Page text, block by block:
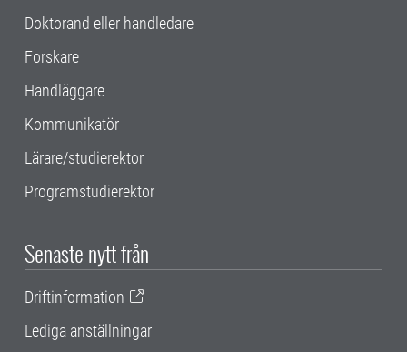
Doktorand eller handledare
Forskare
Handläggare
Kommunikatör
Lärare/studierektor
Programstudierektor
Senaste nytt från
Driftinformation
Lediga anställningar